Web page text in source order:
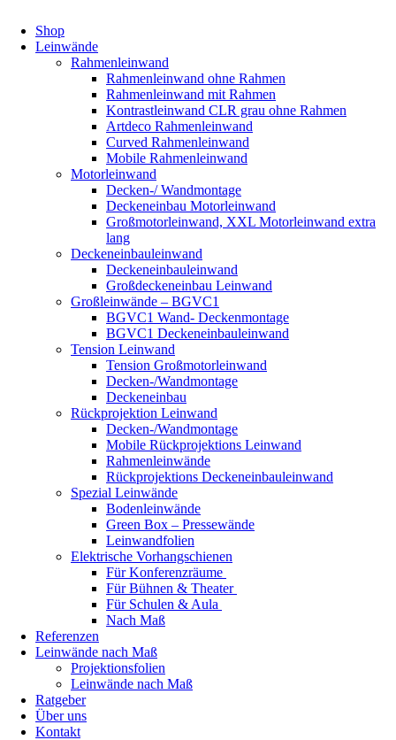
Shop
Leinwände
Rahmenleinwand
Rahmenleinwand ohne Rahmen
Rahmenleinwand mit Rahmen
Kontrastleinwand CLR grau ohne Rahmen
Artdeco Rahmenleinwand
Curved Rahmenleinwand
Mobile Rahmenleinwand
Motorleinwand
Decken-/ Wandmontage
Deckeneinbau Motorleinwand
Großmotorleinwand, XXL Motorleinwand extra
lang
Deckeneinbauleinwand
Deckeneinbauleinwand
Großdeckeneinbau Leinwand
Großleinwände – BGVC1
BGVC1 Wand- Deckenmontage
BGVC1 Deckeneinbauleinwand
Tension Leinwand
Tension Großmotorleinwand
Decken-/Wandmontage
Deckeneinbau
Rückprojektion Leinwand
Decken-/Wandmontage
Mobile Rückprojektions Leinwand
Rahmenleinwände
Rückprojektions Deckeneinbauleinwand
Spezial Leinwände
Bodenleinwände
Green Box – Pressewände
Leinwandfolien
Elektrische Vorhangschienen
Für Konferenzräume
Für Bühnen & Theater
Für Schulen & Aula
Nach Maß
Referenzen
Leinwände nach Maß
Projektionsfolien
Leinwände nach Maß
Ratgeber
Über uns
Kontakt